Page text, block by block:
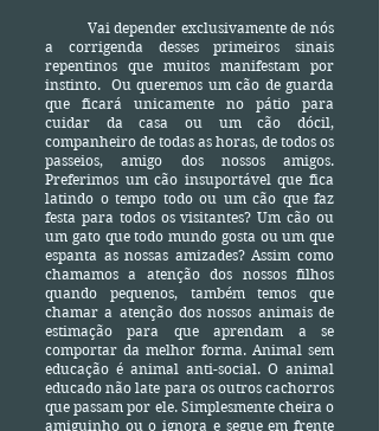
Vai depender exclusivamente de nós
a corrigenda desses primeiros sinais
repentinos que muitos manifestam por
instinto. Ou queremos um cão de guarda
que ficará unicamente no pátio para
cuidar da casa ou um cão dócil,
companheiro de todas as horas, de todos os
passeios, amigo dos nossos amigos.
Preferimos um cão insuportável que fica
latindo o tempo todo ou um cão que faz
festa para todos os visitantes? Um cão ou
um gato que todo mundo gosta ou um que
espanta as nossas amizades? Assim como
chamamos a atenção dos nossos filhos
quando pequenos, também temos que
chamar a atenção dos nossos animais de
estimação para que aprendam a se
comportar da melhor forma. Animal sem
educação é animal anti-social. O animal
educado não late para os outros cachorros
que passam por ele. Simplesmente cheira o
amiguinho ou o ignora e segue em frente